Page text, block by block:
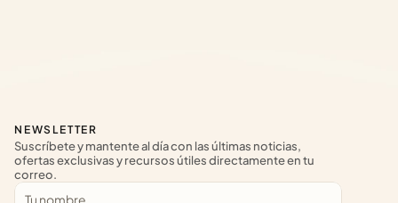
NEWSLETTER
Suscríbete y mantente al día con las últimas noticias,
ofertas exclusivas y recursos útiles directamente en tu
correo.